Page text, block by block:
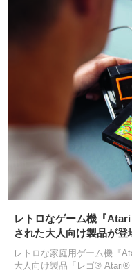
レトロなゲーム機『
された大人向け製品が登
レトロな家庭用ゲーム機『
大人向け製品「レゴ® Atari®